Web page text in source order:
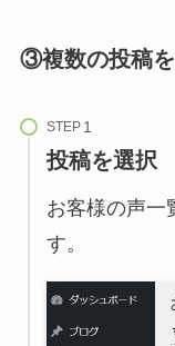
③複数の投稿
STEP
投稿を選択
お客様の声一
す。